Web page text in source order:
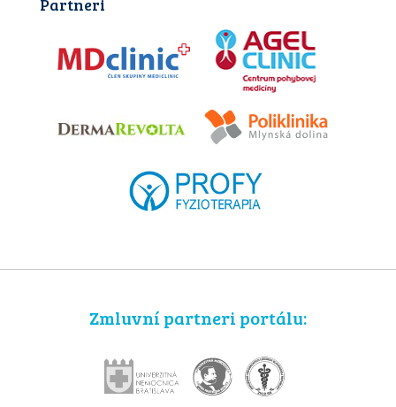
Partneri
Zmluvní partneri portálu: